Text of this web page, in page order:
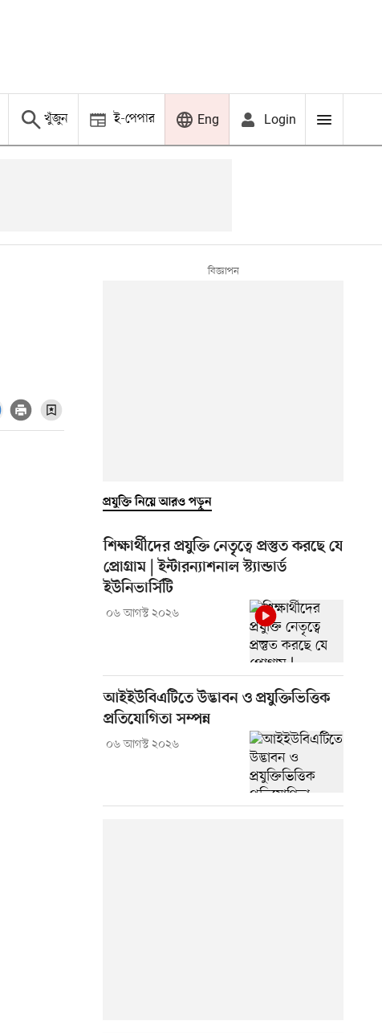
খুঁজুন ই-পেপার Eng Login
প্রযুক্তি নিয়ে আরও পড়ুন
শিক্ষার্থীদের প্রযুক্তি নেতৃত্বে প্রস্তুত করছে যে
প্রোগ্রাম | ইন্টারন্যাশনাল স্ট্যান্ডার্ড
ইউনিভার্সিটি
০৬ আগস্ট ২০২৬
আইইউবিএটিতে উদ্ভাবন ও প্রযুক্তিভিত্তিক
প্রতিযোগিতা সম্পন্ন
০৬ আগস্ট ২০২৬